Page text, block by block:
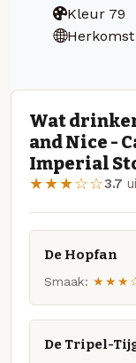
Kleur 79
Herkomst
Wat
and Nice -
Imperial
★★★☆☆3.7
De Hopfan
Smaak:
De Tripel-